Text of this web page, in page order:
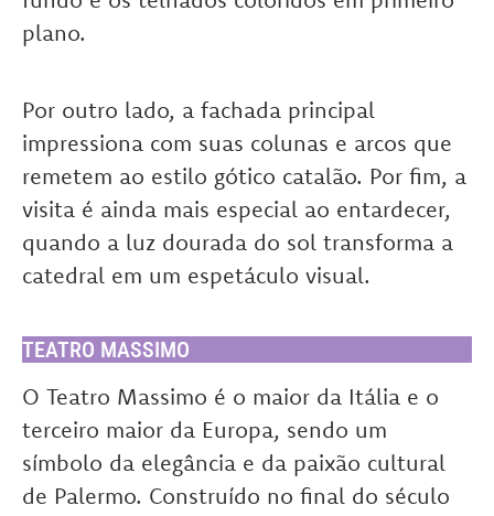
plano.
Por outro lado, a fachada principal
impressiona com suas colunas e arcos que
remetem ao estilo gótico catalão. Por fim, a
visita é ainda mais especial ao entardecer,
quando a luz dourada do sol transforma a
catedral em um espetáculo visual.
TEATRO MASSIMO
O Teatro Massimo é o maior da Itália e o
terceiro maior da Europa, sendo um
símbolo da elegância e da paixão cultural
de Palermo. Construído no final do século